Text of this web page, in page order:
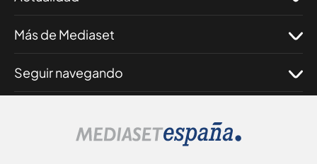
Más de Mediaset
Seguir navegando